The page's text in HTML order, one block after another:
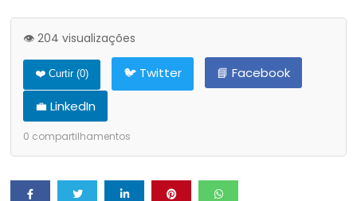
👁️ 204 visualizações
❤️ Curtir (0) 🐦 Twitter
📘 Facebook
💼 LinkedIn
0 compartilhamentos